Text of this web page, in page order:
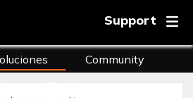
Support
Community